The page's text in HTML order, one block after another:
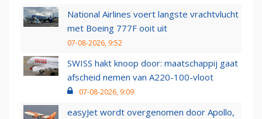
National Airlines voert langste vrachtvlucht
met Boeing 777F ooit uit
07-08-2026, 9:52
SWISS hakt knoop door: maatschappij gaat
afscheid nemen van A220-100-vloot
07-08-2026, 9:09
easyJet wordt overgenomen door Apollo,